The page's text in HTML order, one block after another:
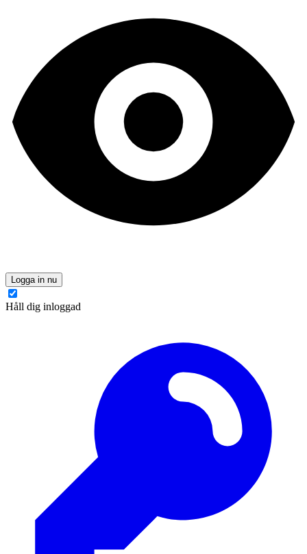
Logga in nu
Håll dig inloggad